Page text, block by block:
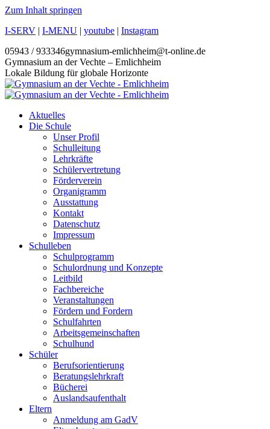
Zum Inhalt springen
I-SERV | I-MENU | youtube | Instagram
05943 / 933346gymnasium-emlichheim@t-online.de
Gymnasium an der Vechte – Emlichheim
Lokale Bildung für globale Horizonte
Aktuelles
Die Schule
Unser Profil
Schulleitung
Lehrkräfte
Schülervertretung
Förderverein
Organigramm
Ausstattung
Kontakt
Datenschutz
Impressum
Schulleben
Schulprogramm
Schulordnung und Konzepte
Leitbild
Fachbereiche
Veranstaltungen
Fördern und Fordern
Schulfahrten
Arbeitsgemeinschaften
Schulhund
Schüler
Berufsorientierung
Beratungslehrkraft
Bücherei
Auslandsaufenthalt
Eltern
Anmeldung am GadV